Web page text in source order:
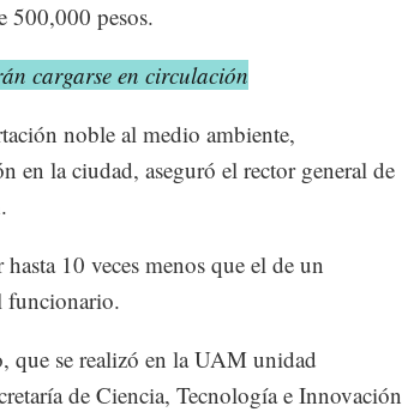
500,000 pesos.
cargarse en circulación
noble al medio ambiente,
en la ciudad, aseguró el rector general de
10 veces menos que el de un
funcionario.
que se realizó en la UAM unidad
de Ciencia, Tecnología e Innovación